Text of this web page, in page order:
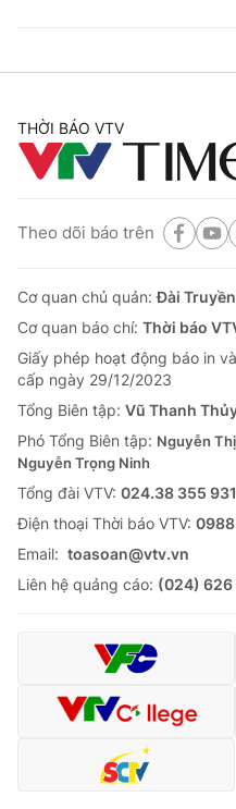
THỜI BÁO VTV
Theo dõi báo trên
Cơ quan chủ quản:Đài
Cơ quan báo chí: Thời báo
Giấy phép hoạt động báo in
cấp ngày 29/12/2023
Tổng Biên tập: Vũ Thanh
Phó Tổng Biên tập: Nguyễn
Nguyễn Trọng Ninh
Tổng đài VTV: 024.38 355
Ðiện thoại Thời báo VTV: 0988
Email: toasoan@vtv.vn
Liên hệ quảng cáo: (024) 626